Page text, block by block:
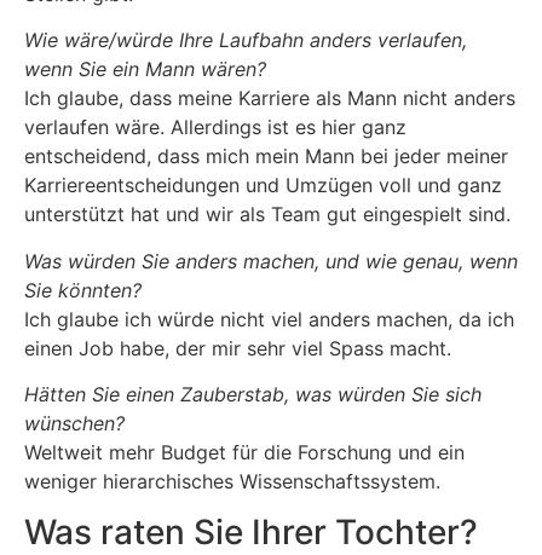
Wie wäre/würde Ihre Laufbahn anders verlaufen,
wenn Sie ein Mann wären?
Ich glaube, dass meine Karriere als Mann nicht anders
verlaufen wäre. Allerdings ist es hier ganz
entscheidend, dass mich mein Mann bei jeder meiner
Karriereentscheidungen und Umzügen voll und ganz
unterstützt hat und wir als Team gut eingespielt sind.
Was würden Sie anders machen, und wie genau, wenn
Sie könnten?
Ich glaube ich würde nicht viel anders machen, da ich
einen Job habe, der mir sehr viel Spass macht.
Hätten Sie einen Zauberstab, was würden Sie sich
wünschen?
Weltweit mehr Budget für die Forschung und ein
weniger hierarchisches Wissenschaftssystem.
Was raten Sie Ihrer Tochter?